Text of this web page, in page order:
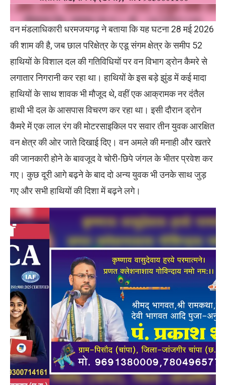
वन मंडलाधिकारी धरमजयगढ़ ने बताया कि यह घटना 28 मई 2026
की शाम की है, जब छाल परिक्षेत्र के एडू संगम क्षेत्र के समीप 52
हाथियों के विशाल दल की गतिविधियों पर वन विभाग ड्रोन कैमरे से
लगातार निगरानी कर रहा था। हाथियों के इस बड़े झुंड में कई मादा
हाथियों के साथ शावक भी मौजूद थे, वहीं एक आक्रामक नर दंतैल
हाथी भी दल के आसपास विचरण कर रहा था। इसी दौरान ड्रोन
कैमरे में एक लाल रंग की मोटरसाइकिल पर सवार तीन युवक आरक्षित
वन क्षेत्र की ओर जाते दिखाई दिए। वन अमले की मनाही और खतरे
की जानकारी होने के बावजूद वे चोरी-छिपे जंगल के भीतर प्रवेश कर
गए। कुछ दूरी आगे बढ़ने के बाद दो अन्य युवक भी उनके साथ जुड़
गए और सभी हाथियों की दिशा में बढ़ने लगे।